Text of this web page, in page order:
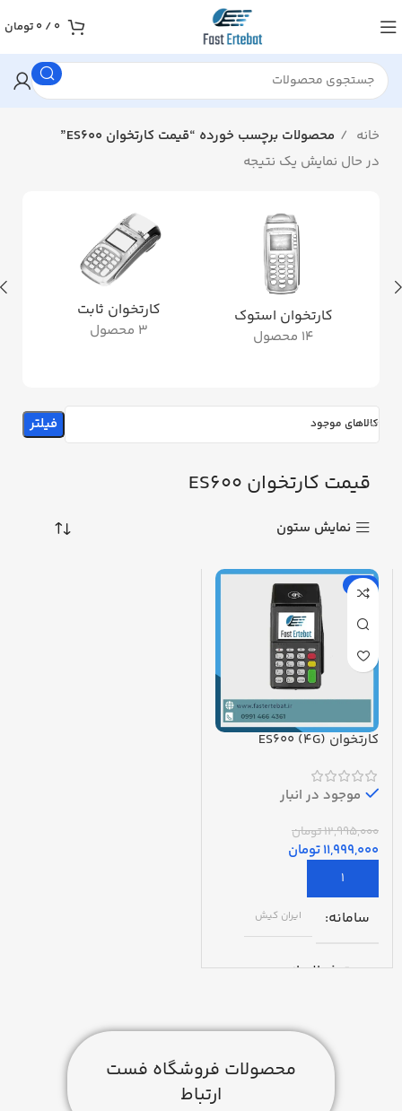
0
/
0 تومان
خانه
محصولات برچسب خورده “قیمت کارتخوان ES600”
در حال نمایش یک نتیجه
کارتخوان استوک
14 محصول
کارتخوان ثابت
3 محصول
کالاهای موجود فیلتر
قیمت کارتخوان ES600
نمایش ستون
-8%
کارتخوان ES600 (4G)
موجود در انبار
12,995,000تومان
11,999,000تومان
سامانه ایران کیش
مدت فعالسازی
گارانتی
محصولات فروشگاه فست
ارتباط